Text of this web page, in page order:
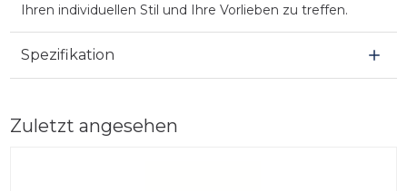
Ihren individuellen Stil und Ihre Vorlieben zu treffen.
Spezifikation
Zuletzt angesehen